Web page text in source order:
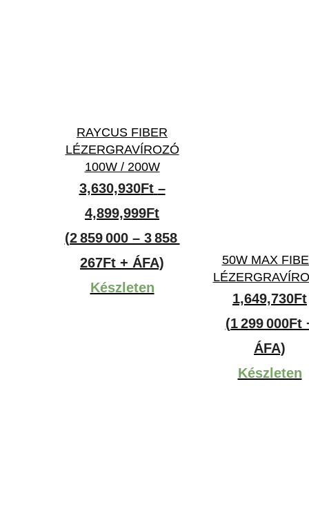
RAYCUS FIBER
LÉZERGRAVÍROZÓ
100W / 200W
3,630,930Ft –
4,899,999FtÁrtartomány:
3,630,930Ft
-
4,899,999Ft
(2 859 000 – 3 858
267Ft + ÁFA)
Készleten
50W MAX
1,649,730Ft
(1 299 000Ft
ÁFA)
Készleten